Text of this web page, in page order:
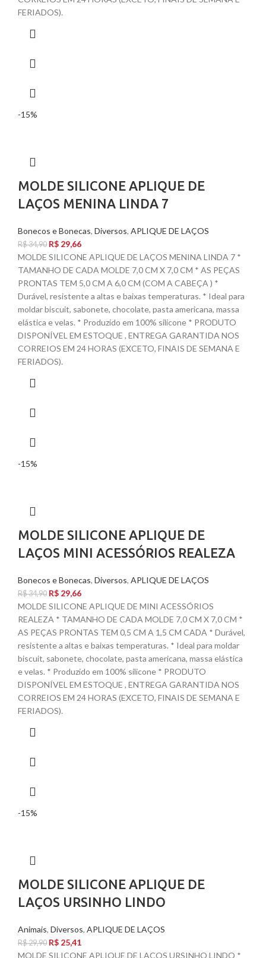
FERIADOS).
-15%
MOLDE SILICONE APLIQUE DE
LAÇOS MENINA LINDA 7
Bonecos e Bonecas, Diversos, APLIQUE DE LAÇOS
R$34,90 R$ 29,66
MOLDE SILICONE APLIQUE DE LAÇOS MENINA LINDA 7 *
TAMANHO DE CADA MOLDE 7,0 CM X 7,0 CM * AS PEÇAS
PRONTAS TEM 5,0 CM A 6,0 CM (COM A CABEÇA ) *
Durável, resistente a altas e baixas temperaturas. * Ideal para
moldar biscuit, sabonete, chocolate, pasta americana, massa
elástica e velas. * Produzido em 100% silicone * PRODUTO
DISPONÍVEL EM ESTOQUE , ENTREGA GARANTIDA NOS
CORREIOS EM 24 HORAS (EXCETO, FINAIS DE SEMANA E
FERIADOS).
-15%
MOLDE SILICONE APLIQUE DE
LAÇOS MINI ACESSÓRIOS REALEZA
Bonecos e Bonecas, Diversos, APLIQUE DE LAÇOS
R$34,90 R$ 29,66
MOLDE SILICONE APLIQUE DE MINI ACESSÓRIOS
REALEZA * TAMANHO DE CADA MOLDE 7,0 CM X 7,0 CM *
AS PEÇAS PRONTAS TEM 0,5 CM A 1,5 CM CADA * Durável,
resistente a altas e baixas temperaturas. * Ideal para moldar
biscuit, sabonete, chocolate, pasta americana, massa elástica
e velas. * Produzido em 100% silicone * PRODUTO
DISPONÍVEL EM ESTOQUE , ENTREGA GARANTIDA NOS
CORREIOS EM 24 HORAS (EXCETO, FINAIS DE SEMANA E
FERIADOS).
-15%
MOLDE SILICONE APLIQUE DE
LAÇOS URSINHO LINDO
Animais, Diversos, APLIQUE DE LAÇOS
R$29,90 R$ 25,41
MOLDE SILICONE APLIQUE DE LAÇOS URSINHO LINDO *